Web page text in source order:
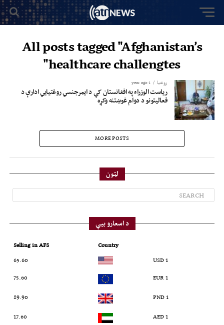
All posts tagged "Afghanistan’s
healthcare challengtes"
روغتيا 1 year ago
ریاست الوزراء په افغانستان کې د ایمرجنسي روغتیایي ادارې د
فعالیتونو د دوام غوښتنه وکړه
MORE POSTS
لټون
د اسعارو بیې
Country
Selling in AFS
1 USD
65.60
1 EUR
75.60
1 PND
89.90
1 AED
17.60